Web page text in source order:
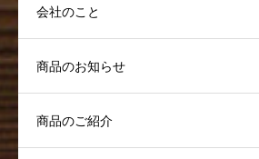
会社のこと
商品のお知らせ
商品のご紹介